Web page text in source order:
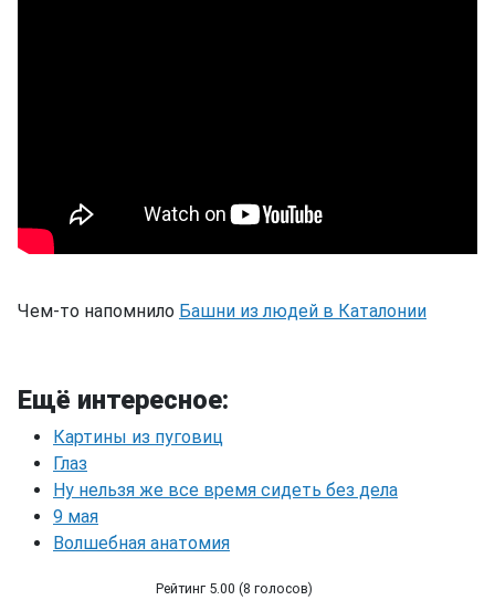
Чем-то напомнило Башни из людей в Каталонии
Ещё интересное:
Картины из пуговиц
Глаз
Ну нельзя же все время сидеть без дела
9 мая
Волшебная анатомия
Рейтинг 5.00 (8 голосов)